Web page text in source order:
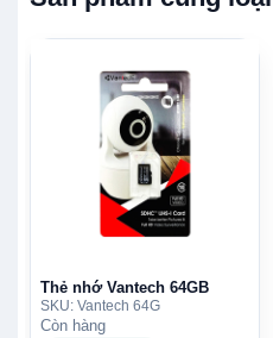
Thẻ nhớ Vantech 64GB
SKU: Vantech 64G
Còn hàng